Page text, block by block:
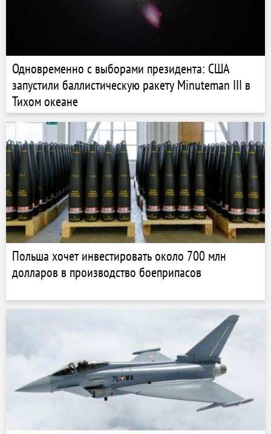
Одновременно с выборами президента: США
запустили баллистическую ракету Minuteman III в
Тихом океане
Польша хочет инвестировать около 700 млн
долларов в производство боеприпасов